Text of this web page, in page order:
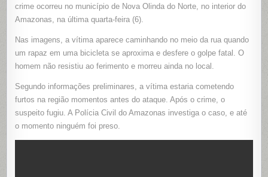
DE
NOVA
OLINDA
DO
crime ocorreu no município de Nova Olinda do Norte, no interior do
Amazonas, na última quarta-feira (6).
Nas imagens, a vítima aparece caminhando no meio da rua quando
um rapaz em uma bicicleta se aproxima e desfere o golpe fatal. O
homem não resistiu ao ferimento e morreu ainda no local.
Segundo informações preliminares, a vítima estaria cometendo
furtos na região momentos antes do ataque. Após o crime, o
suspeito fugiu. A Polícia Civil do Amazonas investiga o caso, e até
o momento ninguém foi preso.